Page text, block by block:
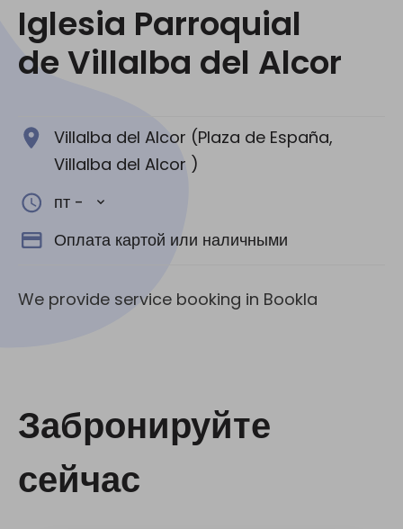
Iglesia Parroquial
de Villalba del Alcor
Villalba del Alcor (Plaza de España,
Villalba del Alcor )
пт -
Оплата картой или наличными
We provide service booking in Bookla
Забронируйте
сейчас